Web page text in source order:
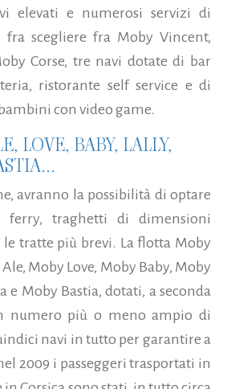
elevati e numerosi servizi di
fra scegliere fra Moby Vincent,
Corse, tre navi dotate di bar
ristorante self service e di
con video game.
LOVE, BABY, LALLY,
avranno la possibilità di optare
traghetti di dimensioni
tratte più brevi. La flotta Moby
Moby Love, Moby Baby, Moby
e Moby Bastia, dotati, a seconda
numero più o meno ampio di
navi in tutto per garantire a
2009 i passeggeri trasportati in